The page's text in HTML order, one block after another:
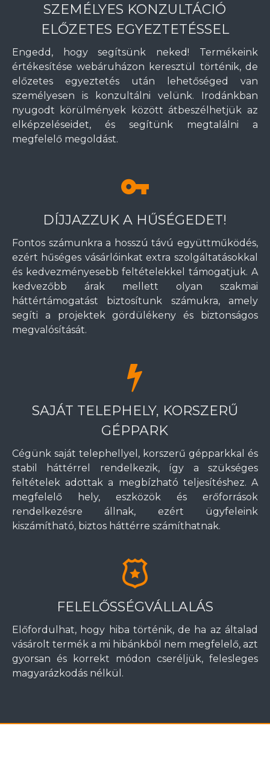
SZEMÉLYES KONZULTÁCIÓ
ELŐZETES EGYEZTETÉSSEL
Engedd, hogy segítsünk neked! Termékeink
értékesítése webáruházon keresztül történik, de
előzetes egyeztetés után lehetőséged van
személyesen is konzultálni velünk. Irodánkban
nyugodt körülmények között átbeszélhetjük az
elképzeléseidet, és segítünk megtalálni a
megfelelő megoldást.
DÍJJAZZUK A HŰSÉGEDET!
Fontos számunkra a hosszú távú együttműködés,
ezért hűséges vásárlóinkat extra szolgáltatásokkal
és kedvezményesebb feltételekkel támogatjuk. A
kedvezőbb árak mellett olyan szakmai
háttértámogatást biztosítunk számukra, amely
segíti a projektek gördülékeny és biztonságos
megvalósítását.
SAJÁT TELEPHELY, KORSZERŰ
GÉPPARK
Cégünk saját telephellyel, korszerű gépparkkal és
stabil háttérrel rendelkezik, így a szükséges
feltételek adottak a megbízható teljesítéshez. A
megfelelő hely, eszközök és erőforrások
rendelkezésre állnak, ezért ügyfeleink
kiszámítható, biztos háttérre számíthatnak.
FELELŐSSÉGVÁLLALÁS
Előfordulhat, hogy hiba történik, de ha az általad
vásárolt termék a mi hibánkból nem megfelelő, azt
gyorsan és korrekt módon cseréljük, felesleges
magyarázkodás nélkül.